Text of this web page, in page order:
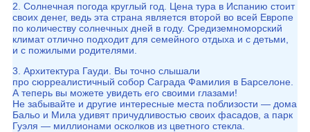
2. Солнечная погода круглый год. Цена тура в Испанию стоит
своих денег, ведь эта страна является второй во всей Европе
по количеству солнечных дней в году. Средиземноморский
климат отлично подходит для семейного отдыха и с детьми,
и с пожилыми родителями.
3. Архитектура Гауди. Вы точно слышали
про сюрреалистичный собор Саграда Фамилия в Барселоне.
А теперь вы можете увидеть его своими глазами!
Не забывайте и другие интересные места поблизости — дома
Бальо и Мила удивят причудливостью своих фасадов, а парк
Гуэля — миллионами осколков из цветного стекла.